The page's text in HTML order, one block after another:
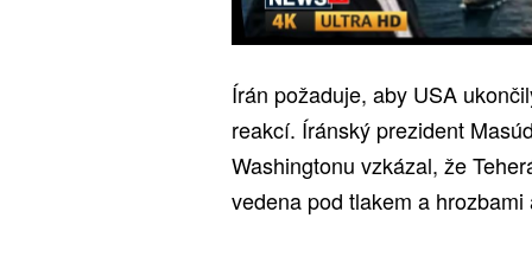
Írán požaduje, aby USA
reakcí. Íránský prezident
Washingtonu vzkázal, že
vedena pod tlakem a